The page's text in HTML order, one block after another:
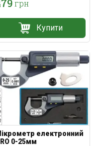
грн
Купити
електронний
0-25мм